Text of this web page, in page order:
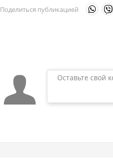
Поделиться публикацией
Оставьте свой